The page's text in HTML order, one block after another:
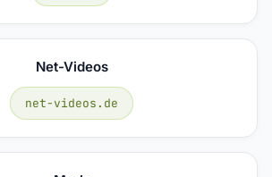
Net-Videos
net-videos.de